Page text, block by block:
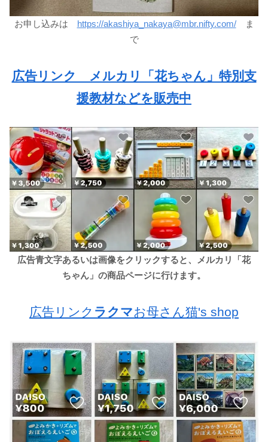
お申し込みは https://akashiya_nakaya@mbr.nifty.com/ま
で
広告リンク メルカリ「花ちゃん」特別支
援教材などを販売中
広告青文字あるいは画像をクリックすると、メルカリ「花
ちゃん」の商品ページに行けます。
広告リンク ラクマお母さん猫's shop